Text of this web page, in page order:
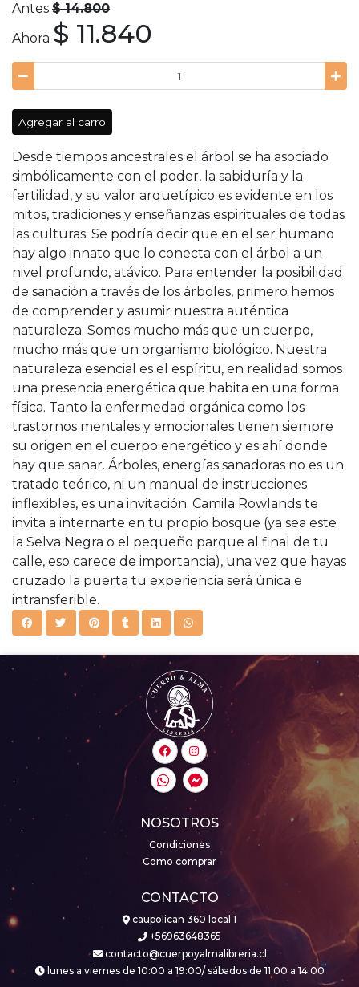
Antes $ 14.800
Ahora $ 11.840
Agregar al carro
Desde tiempos ancestrales el árbol se ha asociado
simbólicamente con el poder, la sabiduría y la
fertilidad, y su valor arquetípico es evidente en los
mitos, tradiciones y enseñanzas espirituales de todas
las culturas. Se podría decir que en el ser humano
hay algo innato que lo conecta con el árbol a un
nivel profundo, atávico. Para entender la posibilidad
de sanación a través de los árboles, primero hemos
de comprender y asumir nuestra auténtica
naturaleza. Somos mucho más que un cuerpo,
mucho más que un organismo biológico. Nuestra
naturaleza esencial es el espíritu, en realidad somos
una presencia energética que habita en una forma
física. Tanto la enfermedad orgánica como los
trastornos mentales y emocionales tienen siempre
su origen en el cuerpo energético y es ahí donde
hay que sanar. Árboles, energías sanadoras no es un
tratado teórico, ni un manual de instrucciones
inflexibles, es una invitación. Camila Rowlands te
invita a internarte en tu propio bosque (ya sea este
la Selva Negra o el pequeño parque al final de tu
calle, eso carece de importancia), una vez que hayas
cruzado la puerta tu experiencia será única e
intransferible.
NOSOTROS
Condiciones
Como comprar
CONTACTO
caupolican 360 local 1
+56963648365
contacto@cuerpoyalmalibreria.cl
lunes a viernes de 10:00 a 19:00/ sábados de 11:00 a 14:00